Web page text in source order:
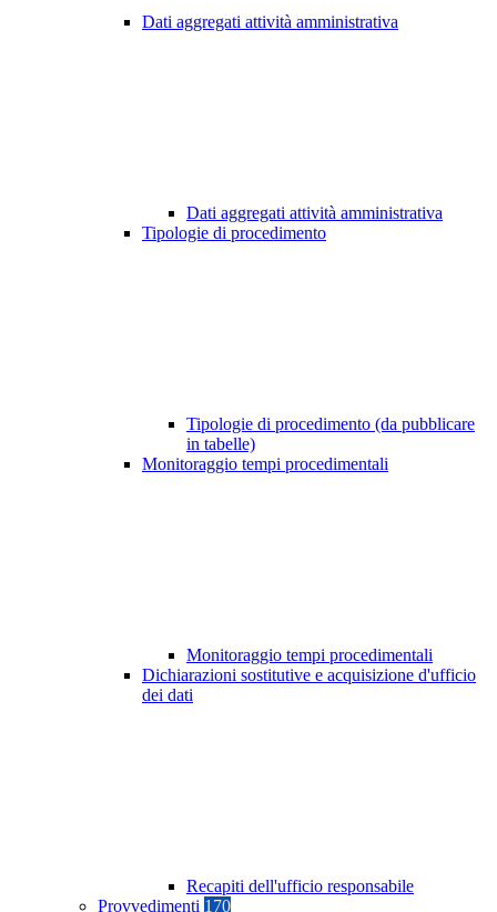
Dati aggregati attività amministrativa
Dati aggregati attività amministrativa
Tipologie di procedimento
Tipologie di procedimento (da pubblicare
in tabelle)
Monitoraggio tempi procedimentali
Monitoraggio tempi procedimentali
Dichiarazioni sostitutive e acquisizione d'ufficio
dei dati
Recapiti dell'ufficio responsabile
Provvedimenti 170